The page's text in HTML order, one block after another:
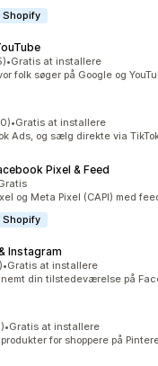
Shopify
i alt
•Gratis at installere
folk søger på Google og
i alt
•Gratis at installere
Ads, og sælg direkte via
Pixel & Feed
i alt
og Meta Pixel (CAPI) med
Shopify
Instagram
i alt
•Gratis at installere
din tilstedeværelse på
i alt
•Gratis at installere
for shoppere på